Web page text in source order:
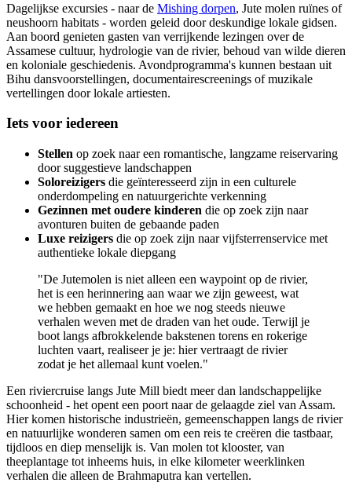
Dagelijkse excursies - naar de Mishing dorpen, Jute molen ruïnes of
neushoorn habitats - worden geleid door deskundige lokale gidsen.
Aan boord genieten gasten van verrijkende lezingen over de
Assamese cultuur, hydrologie van de rivier, behoud van wilde dieren
en koloniale geschiedenis. Avondprogramma's kunnen bestaan uit
Bihu dansvoorstellingen, documentairescreenings of muzikale
vertellingen door lokale artiesten.
Iets voor iedereen
Stellen op zoek naar een romantische, langzame reiservaring
door suggestieve landschappen
Soloreizigers die geïnteresseerd zijn in een culturele
onderdompeling en natuurgerichte verkenning
Gezinnen met oudere kinderen die op zoek zijn naar
avonturen buiten de gebaande paden
Luxe reizigers die op zoek zijn naar vijfsterrenservice met
authentieke lokale diepgang
"De Jutemolen is niet alleen een waypoint op de rivier,
het is een herinnering aan waar we zijn geweest, wat
we hebben gemaakt en hoe we nog steeds nieuwe
verhalen weven met de draden van het oude. Terwijl je
boot langs afbrokkelende bakstenen torens en rokerige
luchten vaart, realiseer je je: hier vertraagt de rivier
zodat je het allemaal kunt voelen."
Een riviercruise langs Jute Mill biedt meer dan landschappelijke
schoonheid - het opent een poort naar de gelaagde ziel van Assam.
Hier komen historische industrieën, gemeenschappen langs de rivier
en natuurlijke wonderen samen om een reis te creëren die tastbaar,
tijdloos en diep menselijk is. Van molen tot klooster, van
theeplantage tot inheems huis, in elke kilometer weerklinken
verhalen die alleen de Brahmaputra kan vertellen.